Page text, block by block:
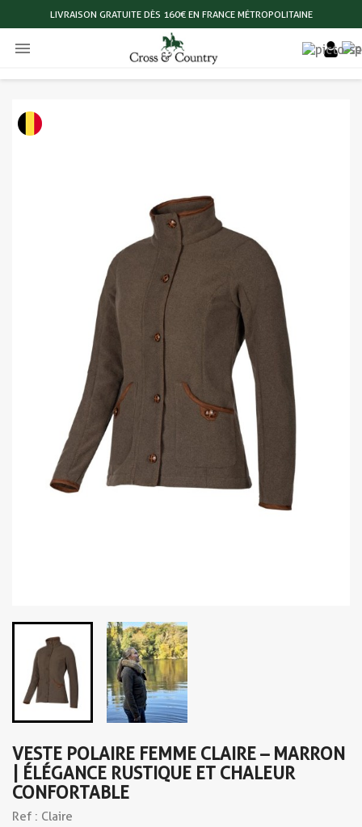
LIVRAISON GRATUITE DÈS 160€ EN FRANCE MÉTROPOLITAINE

VESTE POLAIRE FEMME CLAIRE – MARRON
| ÉLÉGANCE RUSTIQUE ET CHALEUR
CONFORTABLE
Ref : Claire